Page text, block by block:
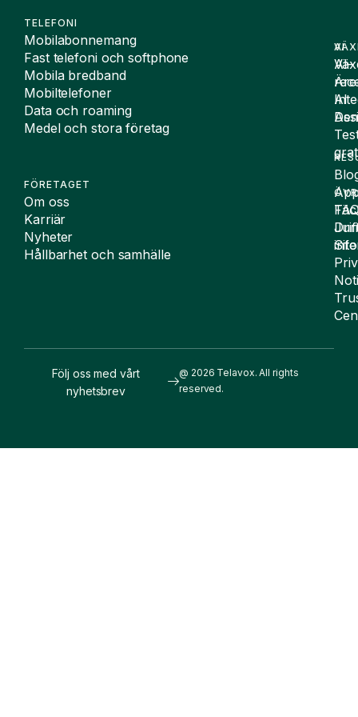
TELEFONI
Mobilabonnemang
Fast telefoni och softphone
Mobila bredband
Mobiltelefoner
Data och roaming
Medel och stora företag
FÖRETAGET
Om oss
Karriär
Nyheter
Hållbarhet och samhälle
AI
AI-
AI
@ 2026 Telavox. All rights
reserved.
Följ oss med vårt
nyhetsbrev